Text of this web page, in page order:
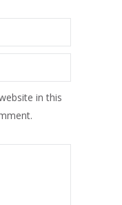
in this